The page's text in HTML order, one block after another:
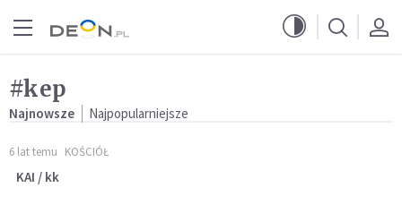
#kep
Najnowsze Najpopularniejsze
6 lat temu KOŚCIÓŁ
KAI / kk